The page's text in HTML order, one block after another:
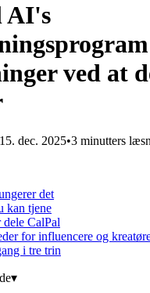
AI's
ved at
15. dec. 2025•3 minutters
det
kan tjene
CalPal
for influencere og
i tre trin
▾